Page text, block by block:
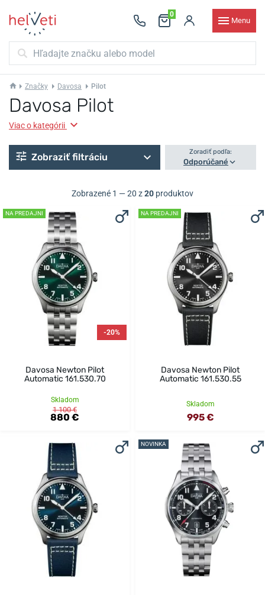
0
Menu
Značky Davosa Pilot
Davosa Pilot
Viac o kategórii
Zobraziť filtráciu Zoradiť podľa:
Odporúčané
Zobrazené 1 — 20 z20 produktov
NA PREDAJNI
-20%
Davosa Newton Pilot
Automatic 161.530.70
Skladom
1 100 €
880 €
NA PREDAJNI
Davosa Newton Pilot
Automatic 161.530.55
Skladom
995 €
NOVINKA